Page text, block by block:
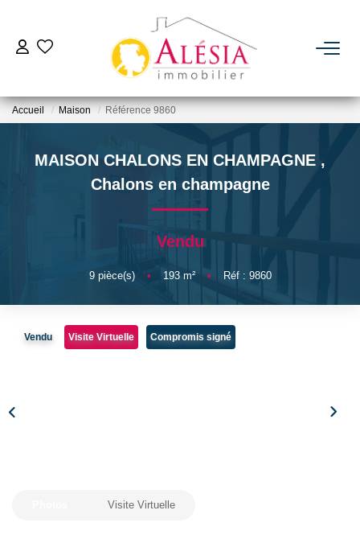
ACHETER
BIENS VENDUS / LOUÉS
NOTRE AGENCE
Accueil Maison Référence 9860
MAISON CHALONS EN CHAMPAGNE ,
Chalons en champagne
Vendu
9pièce(s) • 193m² • Réf : 9860
Vendu Visite Virtuelle Compromis signé
Visite Virtuelle